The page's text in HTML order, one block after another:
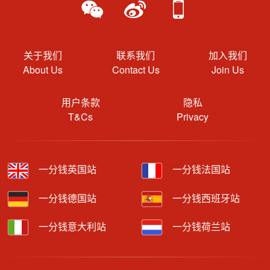
关于我们
About Us
联系我们
Contact Us
加入我们
Join Us
用户条款
T&Cs
隐私
Privacy
一分钱英国站 一分钱法国站
一分钱德国站 一分钱西班牙站
一分钱意大利站 一分钱荷兰站